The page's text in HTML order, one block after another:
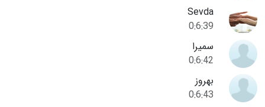
Sevda
0:6:39
سمیرا
0:6:42
بهروز
0:6:43